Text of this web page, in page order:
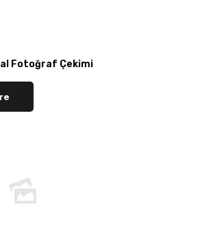
Fotoğraf Çekimi